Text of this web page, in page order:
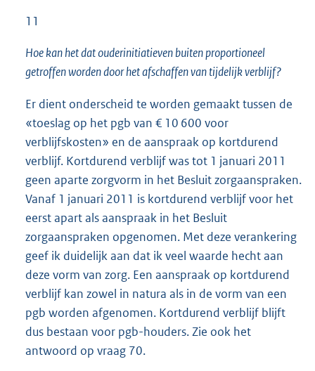
11
Hoe kan het dat ouderinitiatieven buiten proportioneel
getroffen worden door het afschaffen van tijdelijk verblijf?
Er dient onderscheid te worden gemaakt tussen de
«toeslag op het pgb van € 10 600 voor
verblijfskosten» en de aanspraak op kortdurend
verblijf. Kortdurend verblijf was tot 1 januari 2011
geen aparte zorgvorm in het Besluit zorgaanspraken.
Vanaf 1 januari 2011 is kortdurend verblijf voor het
eerst apart als aanspraak in het Besluit
zorgaanspraken opgenomen. Met deze verankering
geef ik duidelijk aan dat ik veel waarde hecht aan
deze vorm van zorg. Een aanspraak op kortdurend
verblijf kan zowel in natura als in de vorm van een
pgb worden afgenomen. Kortdurend verblijf blijft
dus bestaan voor pgb-houders. Zie ook het
antwoord op vraag 70.